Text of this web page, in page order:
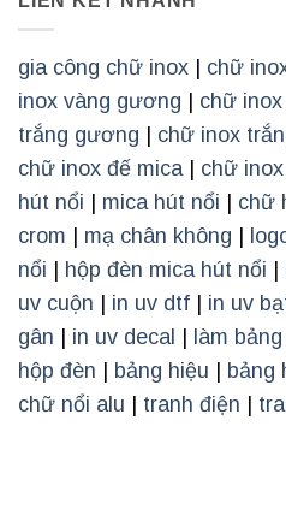
gia công chữ inox chữ
inox vàng gương
chữ
trắng gương
chữ inox
chữ inox đế mica| chữ
hút nổi
mica hút nổi chữ
crom
mạ chân không
nổi
hộp đèn mica hút nổi
uv cuộn
in uv dtf in uv
gân
in uv decal làm
hộp đèn
bảng hiệu bảng
chữ nổi alu
tranh điện